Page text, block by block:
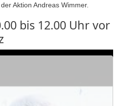
Aktion Andreas Wimmer.
bis 12.00 Uhr vor